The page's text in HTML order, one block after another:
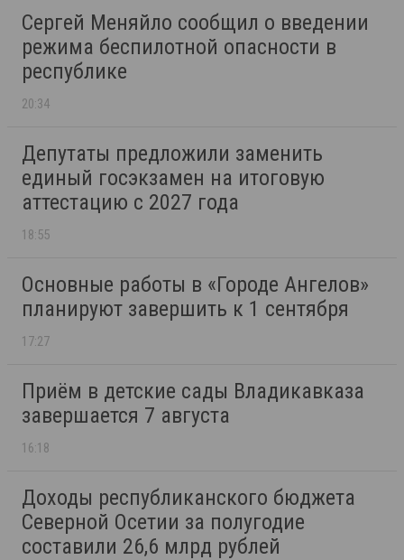
Сергей Меняйло сообщил о введении
режима беспилотной опасности в
республике
20:34
Депутаты предложили заменить
единый госэкзамен на итоговую
аттестацию с 2027 года
18:55
Основные работы в «Городе Ангелов»
планируют завершить к 1 сентября
17:27
Приём в детские сады Владикавказа
завершается 7 августа
16:18
Доходы республиканского бюджета
Северной Осетии за полугодие
составили 26,6 млрд рублей